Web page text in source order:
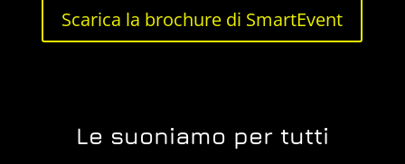
Scarica la brochure di SmartEvent
Le suoniamo per tutti